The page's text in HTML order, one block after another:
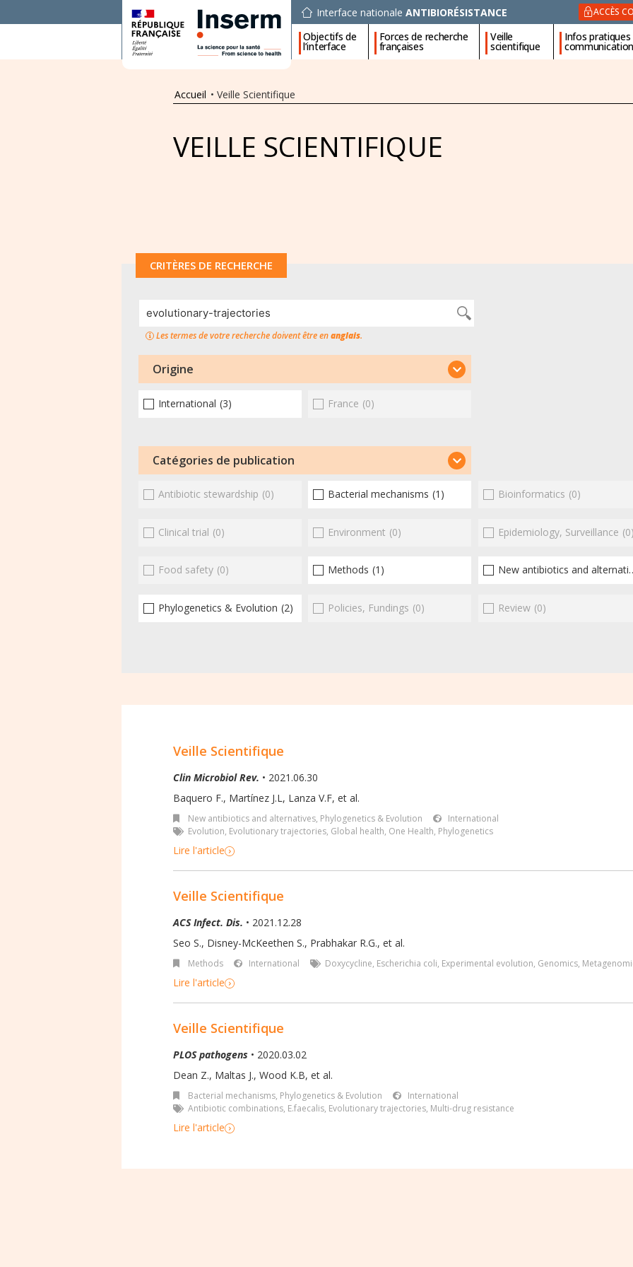
Interface nationale ANTIBIORÉSISTANCE ACCÈS
Objectifs de
l’interface
Forces de recherche
françaises
Veille
scientifique
Infos
Accueil • Veille Scientifique
VEILLE SCIENTIFIQUE
CRITÈRES DE RECHERCHE
Les termes de votre recherche doivent être enanglais.
Origine
International (3) France (0)
Catégories de publication
Antibiotic stewardship (0) Bacterial mechanisms (1) Bioinformatics (0)
Clinical trial (0) Environment (0) Epidemiology, Surveillance (0)
Food safety (0) Methods (1) New antibiotics and alternatives
Phylogenetics & Evolution (2) Policies, Fundings (0) Review (0)
Veille Scientifique
Clin Microbiol Rev. • 2021.06.30
Baquero F., Martínez J.L, Lanza V.F, et al.
New antibiotics and alternatives, Phylogenetics & Evolution
International
Evolution, Evolutionary trajectories, Global health, One Health, Phylogenetics
Lire l'article
Veille Scientifique
ACS Infect. Dis. • 2021.12.28
Seo S., Disney-McKeethen S., Prabhakar R.G., et al.
Methods International Doxycycline, Escherichia coli, Experimental evolution, Genomics,
Lire l'article
Veille Scientifique
PLOS pathogens • 2020.03.02
Dean Z., Maltas J., Wood K.B, et al.
Bacterial mechanisms, Phylogenetics & Evolution
International
Antibiotic combinations, E.faecalis, Evolutionary trajectories, Multi-drug resistance
Lire l'article